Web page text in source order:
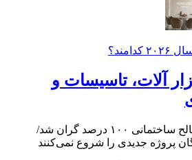
آلات، تاسیسات و